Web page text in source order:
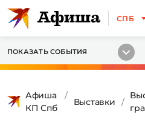
СПБ
ПОКАЗАТЬ СОБЫТИЯ
Афиша
КП Спб
Выставки